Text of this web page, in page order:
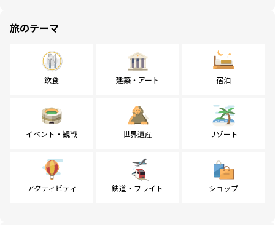
旅のテーマ
飲食 建築・アート 宿泊
イベント・観戦 世界遺産 リゾート
アクティビティ 鉄道・フライト ショップ